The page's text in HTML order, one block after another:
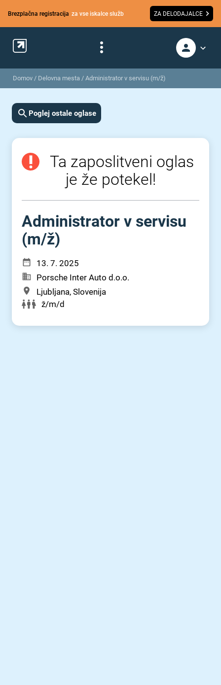
Brezplačna registracija za vse iskalce služb ZA DELODAJALCE
Domov / Delovna mesta / Administrator v servisu (m/ž)
Poglej ostale oglase
Ta zaposlitveni oglas
je že potekel!
Administrator v servisu
(m⁠/⁠ž)
13. 7. 2025
Porsche Inter Auto d.o.o.
Ljubljana, Slovenija
ž/m/d